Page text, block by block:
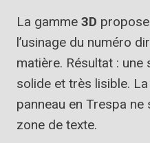
La gamme 3D
l’usinage du numéro
matière. Résultat : une
solide et très lisible.
panneau en Trespa ne
zone de texte.